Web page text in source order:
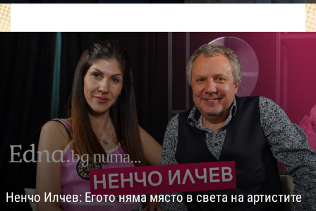
Ненчо Илчев: Егото няма място в света на артистите